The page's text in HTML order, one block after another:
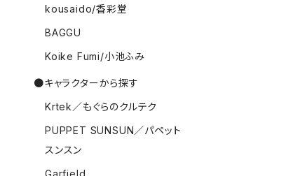
kousaido/香彩堂
BAGGU
Koike Fumi/小池ふみ
●キャラクターから探す
Krtek／もぐらのクルテク
PUPPET SUNSUN／パペット
スンスン
Garfield